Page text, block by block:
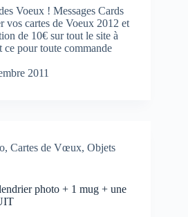
Voeux ! Messages Cards
vos cartes de Voeux 2012 et
de 10€ sur tout le site à
ce pour toute commande
2011
, Cartes de Vœux, Objets
photo + 1 mug + une